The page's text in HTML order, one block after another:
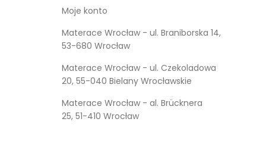
Moje konto
Materace Wrocław - ul. Braniborska 14,
53-680 Wrocław
Materace Wrocław - ul. Czekoladowa
20, 55-040 Bielany Wrocławskie
Materace Wrocław - al. Brücknera
25, 51-410 Wrocław